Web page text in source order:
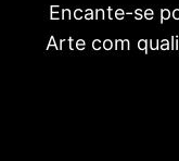
Encante-se
Arte com